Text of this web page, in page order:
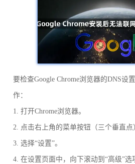
要检查Google Chrome浏览器的DNS设
作：
1. 打开Chrome浏览器。
2. 点击右上角的菜单按钮（三个垂直点
3. 选择“设置”。
4. 在设置页面中，向下滚动到“高级”选